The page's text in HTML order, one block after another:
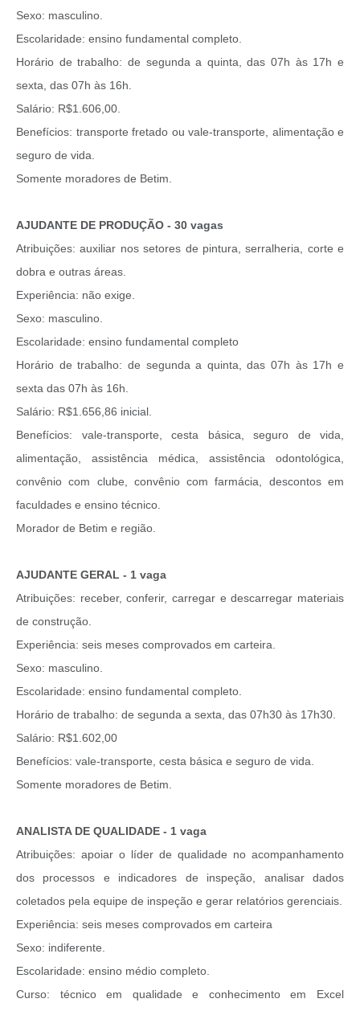
Sexo: masculino.
Escolaridade: ensino fundamental completo.
Horário de trabalho: de segunda a quinta, das 07h às 17h e
sexta, das 07h às 16h.
Salário: R$1.606,00.
Benefícios: transporte fretado ou vale-transporte, alimentação e
seguro de vida.
Somente moradores de Betim.
AJUDANTE DE PRODUÇÃO - 30 vagas
Atribuições: auxiliar nos setores de pintura, serralheria, corte e
dobra e outras áreas.
Experiência: não exige.
Sexo: masculino.
Escolaridade: ensino fundamental completo
Horário de trabalho: de segunda a quinta, das 07h às 17h e
sexta das 07h às 16h.
Salário: R$1.656,86 inicial.
Benefícios: vale-transporte, cesta básica, seguro de vida,
alimentação, assistência médica, assistência odontológica,
convênio com clube, convênio com farmácia, descontos em
faculdades e ensino técnico.
Morador de Betim e região.
AJUDANTE GERAL - 1 vaga
Atribuições: receber, conferir, carregar e descarregar materiais
de construção.
Experiência: seis meses comprovados em carteira.
Sexo: masculino.
Escolaridade: ensino fundamental completo.
Horário de trabalho: de segunda a sexta, das 07h30 às 17h30.
Salário: R$1.602,00
Benefícios: vale-transporte, cesta básica e seguro de vida.
Somente moradores de Betim.
ANALISTA DE QUALIDADE - 1 vaga
Atribuições: apoiar o líder de qualidade no acompanhamento
dos processos e indicadores de inspeção, analisar dados
coletados pela equipe de inspeção e gerar relatórios gerenciais.
Experiência: seis meses comprovados em carteira
Sexo: indiferente.
Escolaridade: ensino médio completo.
Curso: técnico em qualidade e conhecimento em Excel